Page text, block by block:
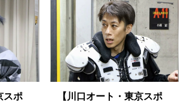
スポ
【川口オート・東京スポ